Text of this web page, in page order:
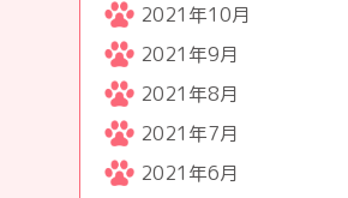
2021年10月
2021年9月
2021年8月
2021年7月
2021年6月